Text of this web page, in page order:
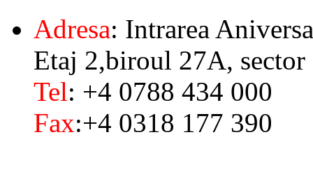
Adresa: Intrarea
Etaj 2,biroul 27A, sector
Tel: +4 0788 434 000
Fax:+4 0318 177 390